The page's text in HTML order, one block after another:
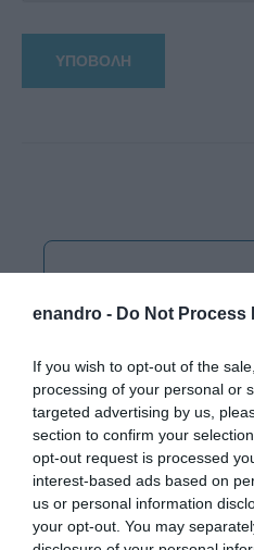
enandro - Do Not Process
If you wish to opt-out of the
processing of your personal or
targeted advertising by us,
section to confirm your
opt-out request is processed
interest-based ads based on
us or personal information
your opt-out. You may